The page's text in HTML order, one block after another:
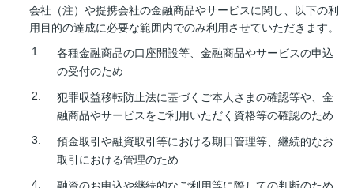
会社（注）や提携会社の金融商品やサービスに関し、以下の利
用目的の達成に必要な範囲内でのみ利用させていただきます。
各種金融商品の口座開設等、金融商品やサービスの申込
の受付のため
犯罪収益移転防止法に基づくご本人さまの確認等や、金
融商品やサービスをご利用いただく資格等の確認のため
預金取引や融資取引等における期日管理等、継続的なお
取引における管理のため